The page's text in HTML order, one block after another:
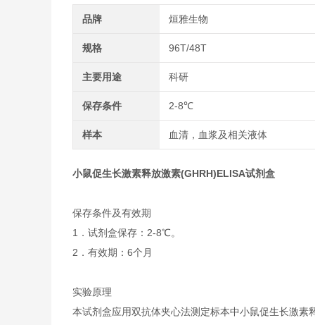
品牌 烜雅生物
规格 96T/48T
主要用途 科研
保存条件 2-8℃
样本 血清，血浆及相关液体
小鼠促生长激素释放激素(GHRH)ELISA试剂盒
保存条件及有效期
1．试剂盒保存：2-8℃。
2．有效期：6个月
实验原理
本试剂盒应用双抗体夹心法测定标本中小鼠促生长激